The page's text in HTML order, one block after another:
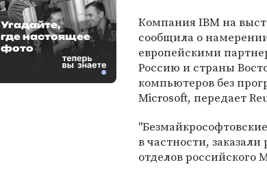
Компания IBM на
сообщила о
европейскими
Россию и страны
компьютеров без
Microsoft, передает
в частности,
отделов российского
Угадайте,
где настоящее
фото